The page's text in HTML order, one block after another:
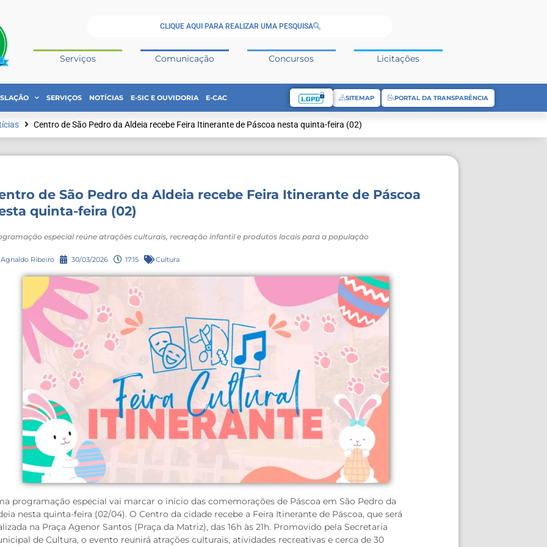
CLIQUE AQUI PARA REALIZAR UMA PESQUISA
Serviços Comunicação Concursos Licitações
SERVIÇOS NOTÍCIAS E-SIC E OUVIDORIA E-CAC SITEMAP PORTAL DA TRANSPARÊNCIA
Centro de São Pedro da Aldeia recebe Feira Itinerante de Páscoa nesta quinta-feira (02)
de São Pedro da Aldeia recebe Feira Itinerante de Páscoa
quinta-feira (02)
especial reúne atrações culturais, recreação infantil e produtos locais para a população
Agnaldo Ribeiro 30/03/2026 17:15 Cultura
programação especial vai marcar o início das comemorações de Páscoa em São Pedro da
nesta quinta-feira (02/04). O Centro da cidade recebe a Feira Itinerante de Páscoa, que será
na Praça Agenor Santos (Praça da Matriz), das 16h às 21h. Promovido pela Secretaria
de Cultura, o evento reunirá atrações culturais, atividades recreativas e cerca de 30